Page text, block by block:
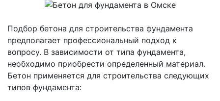
Подбор бетона для строительства фундамента
предполагает профессиональный подход к
вопросу. В зависимости от типа фундамента,
необходимо приобрести определенный материал.
Бетон применяется для строительства следующих
типов фундамента: